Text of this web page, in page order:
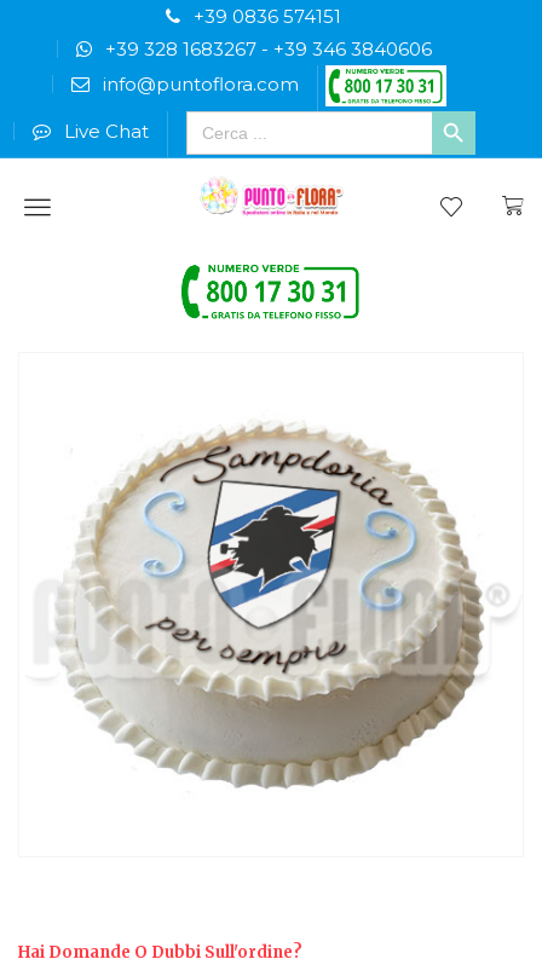
+39 0836 574151
+39 328 1683267- +39 346 3840606
info@puntoflora.com
Live Chat
Search
for:
Menu
Hai Domande O Dubbi Sull'ordine?